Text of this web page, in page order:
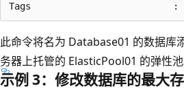
此命令将名为 Database01 的数据库
务器上托管的 ElasticPool01 的弹性池
示例 3：修改数据库的最大